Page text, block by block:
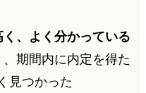
、よく分かっている
期間内に内定を得た
見つかった